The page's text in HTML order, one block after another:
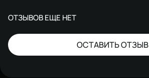
ОТЗЫВОВ ЕЩЕ НЕТ
ОСТАВИТЬ ОТЗЫВ